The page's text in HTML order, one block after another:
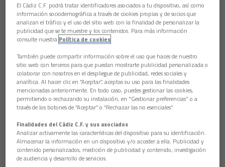
El Cádiz C.F. podrá tratar identificadores asociados a tu dispositivo, así como
información sociodemográfica a través de cookies propias y de socios que
analizan el tráfico y el uso del sitio web con la finalidad de personalizar la
publicidad que se te muestre y los contenidos. Para más información
consulte nuestra Política de cookies
También puede compartir información sobre el uso que haces de nuestro
sitio web con terceros para que puedan mostrarte publicidad personalizada o
colaborar con nosotros en el despliegue de publicidad, redes sociales y
analítica. Al hacer clic en “Aceptar”, aceptas su uso para las finalidades
mencionadas anteriormente. En todo caso, puedes gestionar las cookies,
permitiendo o rechazando su instalación, en "Gestionar preferencias" o a
través de los botones de “Aceptar” o “Rechazar las no esenciales”.
Finalidades del Cádiz C.F. y sus asociados
Analizar activamente las características del dispositivo para su identificación.
Almacenar la información en un dispositivo y/o acceder a ella. Publicidad y
contenido personalizados, medición de publicidad y contenido, investigación
de audiencia y desarrollo de servicios.